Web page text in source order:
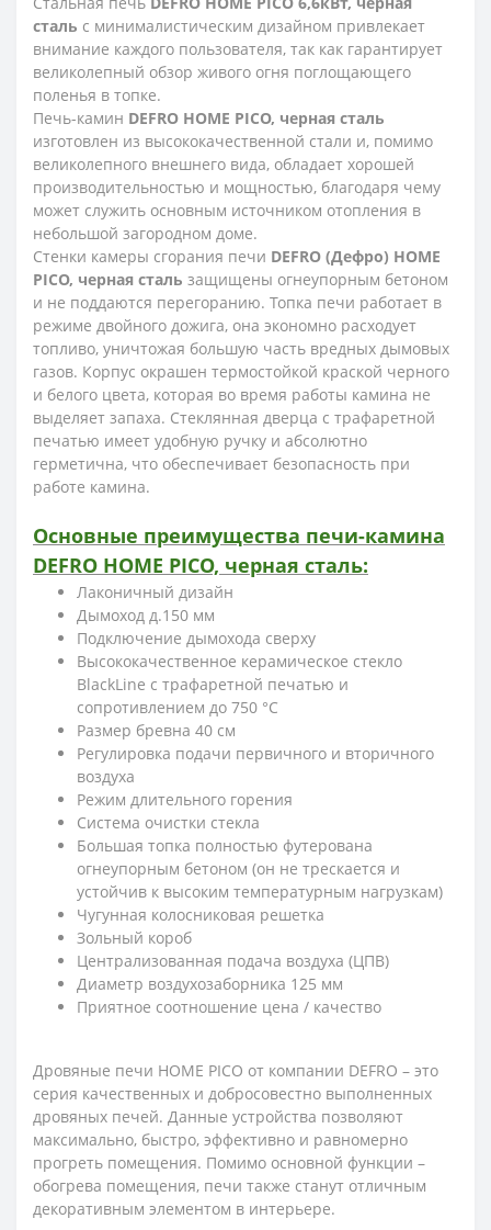
сталь с минималистическим дизайном привлекает
внимание каждого пользователя, так как гарантирует
великолепный обзор живого огня поглощающего
поленья в топке.
Печь-камин DEFRO HOME PICO, черная сталь
изготовлен из высококачественной стали и, помимо
великолепного внешнего вида, обладает хорошей
производительностью и мощностью, благодаря чему
может служить основным источником отопления в
небольшой загородном доме.
Стенки камеры сгорания печи DEFRO (Дефро) HOME
PICO, черная сталь защищены огнеупорным бетоном
и не поддаются перегоранию. Топка печи работает в
режиме двойного дожига, она экономно расходует
топливо, уничтожая большую часть вредных дымовых
газов. Корпус окрашен термостойкой краской черного
и белого цвета, которая во время работы камина не
выделяет запаха. Стеклянная дверца с трафаретной
печатью имеет удобную ручку и абсолютно
герметична, что обеспечивает безопасность при
работе камина.
Основные преимущества печи-камина
DEFRO HOME PICO, черная сталь:
Лаконичный дизайн
Дымоход д.150 мм
Подключение дымохода сверху
Высококачественное керамическое стекло
BlackLine с трафаретной печатью и
сопротивлением до 750 °C
Размер бревна 40 см
Регулировка подачи первичного и вторичного
воздуха
Режим длительного горения
Система очистки стекла
Большая топка полностью футерована
огнеупорным бетоном (он не трескается и
устойчив к высоким температурным нагрузкам)
Чугунная колосниковая решетка
Зольный короб
Централизованная подача воздуха (ЦПВ)
Диаметр воздухозаборника 125 мм
Приятное соотношение цена / качество
Дровяные печи HOME PICO от компании DEFRO – это
серия качественных и добросовестно выполненных
дровяных печей. Данные устройства позволяют
максимально, быстро, эффективно и равномерно
прогреть помещения. Помимо основной функции –
обогрева помещения, печи также станут отличным
декоративным элементом в интерьере.